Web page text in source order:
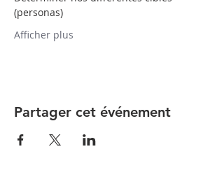
Afficher plus
Partager cet événement